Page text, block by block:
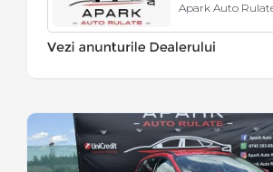
Apark Auto